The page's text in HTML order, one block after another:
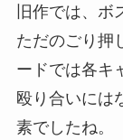
旧作では、ボ
ただのごり押
ードでは各キ
殴り合いには
素でしたね。